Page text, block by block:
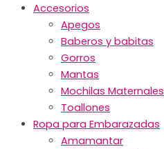
Accesorios
Apegos
Baberos y babitas
Gorros
Mantas
Mochilas Maternales
Toallones
Ropa para Embarazadas
Amamantar